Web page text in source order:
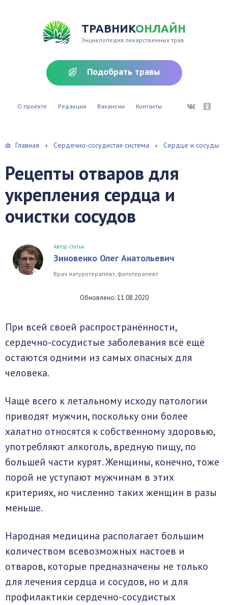
ТРАВНИКОНЛАЙН
Энциклопедия лекарственных трав
Подобрать травы
О проекте Редакция Вакансии Контакты ВКонтакте
Главная Сердечно-сосудистая система Сердце и сосуды
Рецепты отваров для
укрепления сердца и
очистки сосудов
Автор статьи
Зиновенко Олег Анатольевич
Врач натуротерапевт, фитотерапевт
Обновлено: 11.08.2020
При всей своей распространённости,
сердечно-сосудистые заболевания всё ещё
остаются одними из самых опасных для
человека.
Чаще всего к летальному исходу патологии
приводят мужчин, поскольку они более
халатно относятся к собственному здоровью,
употребляют алкоголь, вредную пищу, по
большей части курят. Женщины, конечно, тоже
порой не уступают мужчинам в этих
критериях, но численно таких женщин в разы
меньше.
Народная медицина располагает большим
количеством всевозможных настоев и
отваров, которые предназначены не только
для лечения сердца и сосудов, но и для
профилактики сердечно-сосудистых